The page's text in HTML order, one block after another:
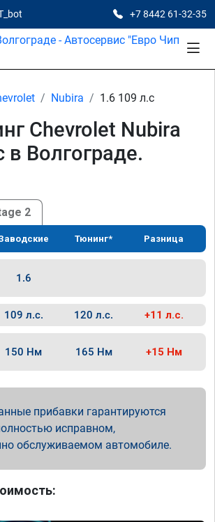
+7 8442 61-32-35
Nubira 1.6 109 л.с
Chevrolet Nubira
в Волгограде.
2
Тюнинг* Разница
1.6
109 л.с. 120 л.с. +11 л.с.
150 Нм 165 Нм +15 Нм
прибавки гарантируются
исправном,
обслуживаемом автомобиле.